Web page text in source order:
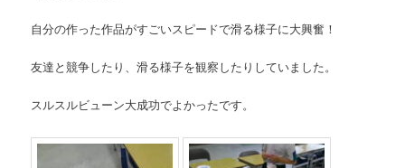
自分の作った作品がすごいスピードで滑る様子に大興奮！
友達と競争したり、滑る様子を観察したりしていました。
スルスルビューン大成功でよかったです。